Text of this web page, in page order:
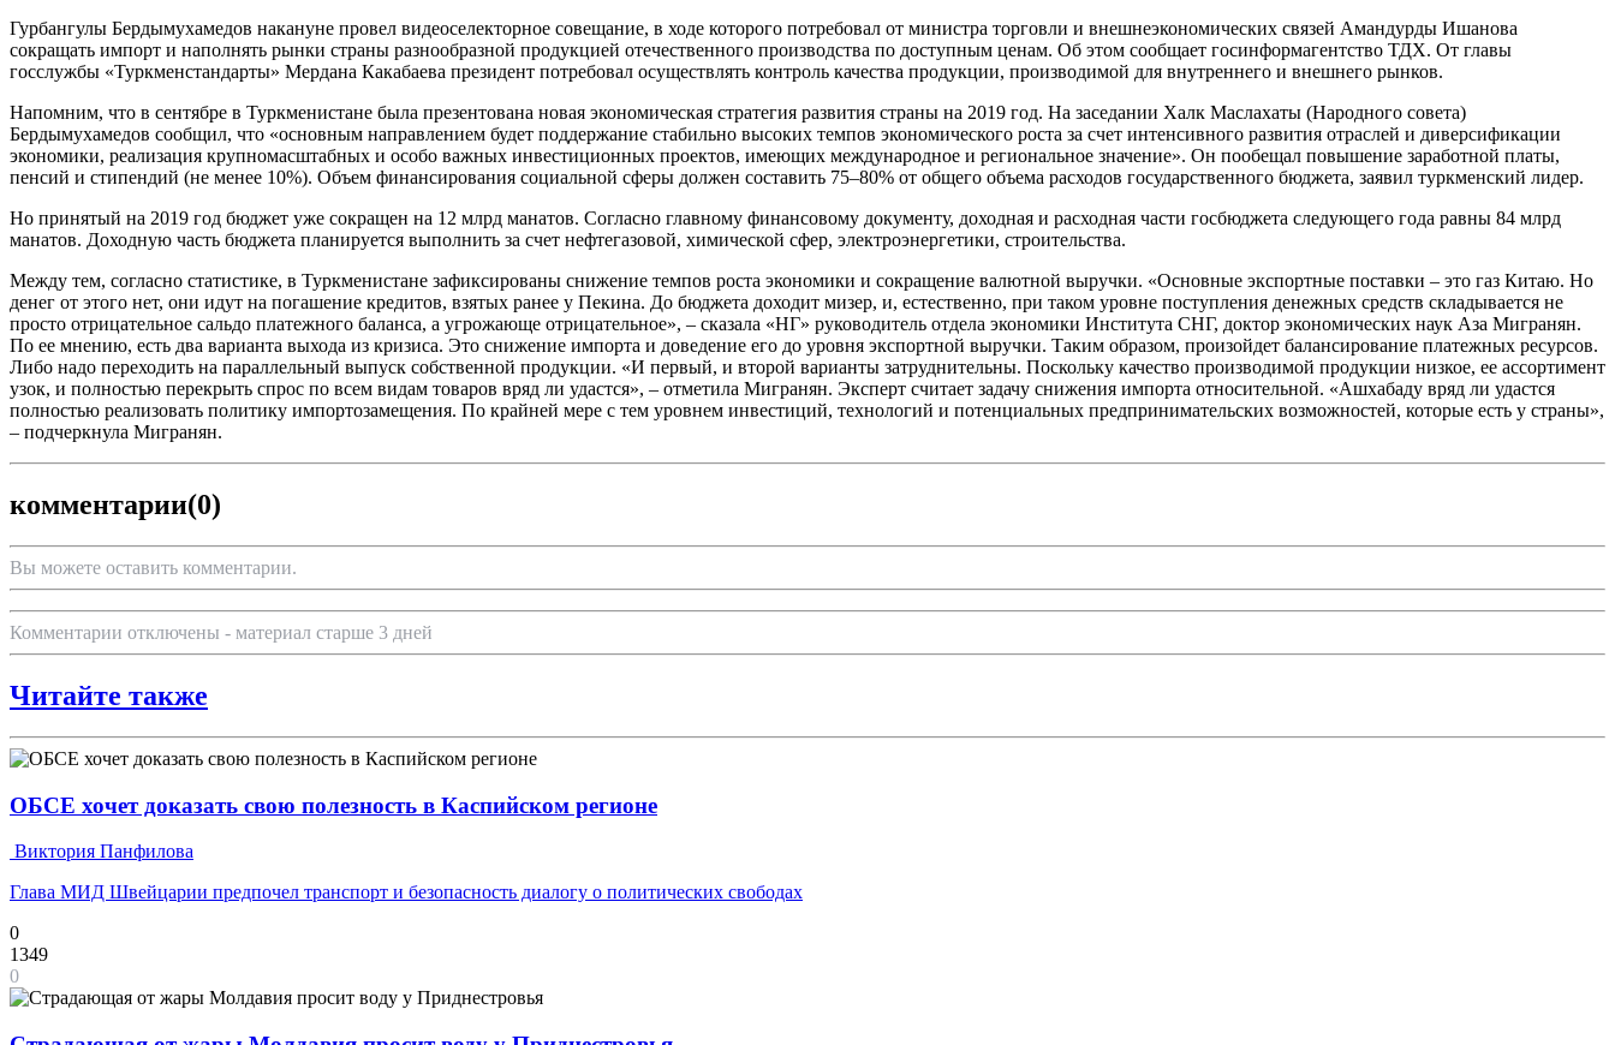
Гурбангулы Бердымухамедов накануне провел видеоселекторное совещание, в ходе которого потребовал от министра торговли и внешнеэкономических связей Амандурды Ишанова
сокращать импорт и наполнять рынки страны разнообразной продукцией отечественного производства по доступным ценам. Об этом сообщает госинформагентство ТДХ. От главы
госслужбы «Туркменстандарты» Мердана Какабаева президент потребовал осуществлять контроль качества продукции, производимой для внутреннего и внешнего рынков.
Напомним, что в сентябре в Туркменистане была презентована новая экономическая стратегия развития страны на 2019 год. На заседании Халк Маслахаты (Народного совета)
Бердымухамедов сообщил, что «основным направлением будет поддержание стабильно высоких темпов экономического роста за счет интенсивного развития отраслей и диверсификации
экономики, реализация крупномасштабных и особо важных инвестиционных проектов, имеющих международное и региональное значение». Он пообещал повышение заработной платы,
пенсий и стипендий (не менее 10%). Объем финансирования социальной сферы должен составить 75–80% от общего объема расходов государственного бюджета, заявил туркменский лидер.
Но принятый на 2019 год бюджет уже сокращен на 12 млрд манатов. Согласно главному финансовому документу, доходная и расходная части госбюджета следующего года равны 84 млрд
манатов. Доходную часть бюджета планируется выполнить за счет нефтегазовой, химической сфер, электроэнергетики, строительства.
Между тем, согласно статистике, в Туркменистане зафиксированы снижение темпов роста экономики и сокращение валютной выручки. «Основные экспортные поставки – это газ Китаю. Но
денег от этого нет, они идут на погашение кредитов, взятых ранее у Пекина. До бюджета доходит мизер, и, естественно, при таком уровне поступления денежных средств складывается не
просто отрицательное сальдо платежного баланса, а угрожающе отрицательное», – сказала «НГ» руководитель отдела экономики Института СНГ, доктор экономических наук Аза Мигранян.
По ее мнению, есть два варианта выхода из кризиса. Это снижение импорта и доведение его до уровня экспортной выручки. Таким образом, произойдет балансирование платежных ресурсов.
Либо надо переходить на параллельный выпуск собственной продукции. «И первый, и второй варианты затруднительны. Поскольку качество производимой продукции низкое, ее ассортимент
узок, и полностью перекрыть спрос по всем видам товаров вряд ли удастся», – отметила Мигранян. Эксперт считает задачу снижения импорта относительной. «Ашхабаду вряд ли удастся
полностью реализовать политику импортозамещения. По крайней мере с тем уровнем инвестиций, технологий и потенциальных предпринимательских возможностей, которые есть у страны»,
– подчеркнула Мигранян.
комментарии(0)
Вы можете оставить комментарии.
Комментарии отключены - материал старше 3 дней
Читайте также
ОБСЕ хочет доказать свою полезность в Каспийском регионе
Виктория Панфилова
Глава МИД Швейцарии предпочел транспорт и безопасность диалогу о политических свободах
0
1349
0